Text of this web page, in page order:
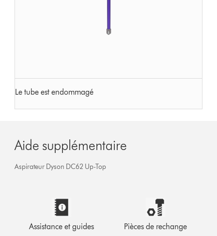
Le tube est endommagé
Aide supplémentaire
Aspirateur Dyson DC62 Up-Top
Assistance et guides Pièces de rechange